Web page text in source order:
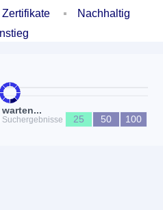
Zertifikate
Nachhaltig
Suchergebnisse
25 50 100